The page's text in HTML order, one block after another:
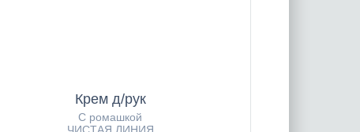
Крем д/рук
С ромашкой